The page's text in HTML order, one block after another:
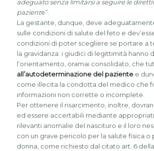
adeguato senza limitarsi a seguire le
paziente”.
La gestante, dunque, deve
sulle condizioni di salute del feto e
condizioni di poter scegliere se portare a
la gravidanza: i giudici di legittimità hanno
l’orientamento, oramai consolidato, che
all’autodeterminazione del pazientee
come illecita la condotta del medico che
informazioni non corrette o incomplete.
Per ottenere il risarcimento, inoltre,
ed essere accertabili mediante
rilevanti anomalie del nascituro e il loro
con un grave pericolo per la salute fisica o
donna, come richiesto dal citato art. 6 della